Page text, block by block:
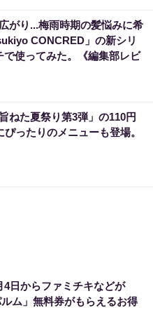
がり...梅雨時期の髪悩みに希
CONCRED」の新シリ
で使ってみた。《編集部レビ
ねた夏祭り第3弾」の110円
ぴったりのメニューも登場。
4日からファミチキなどが
ム」無料券がもらえるお得